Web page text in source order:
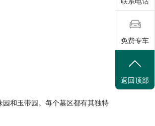
和玉带园。每个墓区都有其独特
免费专车
返回顶部